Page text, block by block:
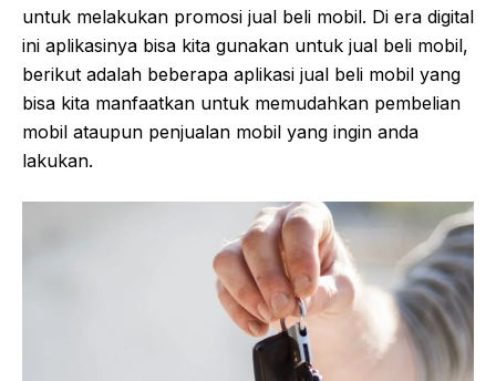
untuk melakukan promosi jual beli mobil. Di era digital
ini aplikasinya bisa kita gunakan untuk jual beli mobil,
berikut adalah beberapa aplikasi jual beli mobil yang
bisa kita manfaatkan untuk memudahkan pembelian
mobil ataupun penjualan mobil yang ingin anda
lakukan.